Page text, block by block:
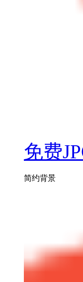
免费
简约背景